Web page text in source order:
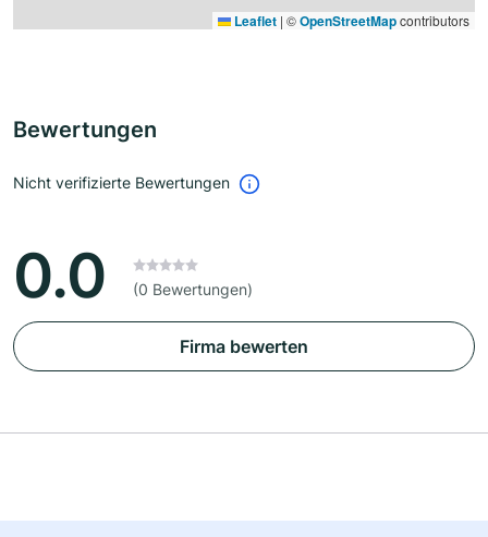
Leaflet | ©OpenStreetMapcontributors
Bewertungen
Nicht verifizierte Bewertungen
0.0 (0 Bewertungen)
Firma bewerten